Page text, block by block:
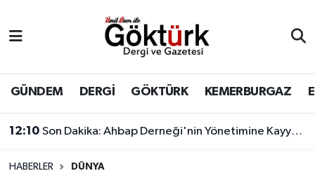
GÜNDEM DERGİ GÖKTÜRK KEMERBURGAZ
12:10 Son Dakika: Ahbap Derneği'nin Yönetimine Kayyum Atandı
HABERLER DÜNYA
BİLİM
DERGİ
DÜNYA
Eyüpsultan Hava Durumu
Eyüpsultan Trafik Yoğunluk Haritası
Süper Lig Puan Durumu ve Fikstür
Tüm Manşetler